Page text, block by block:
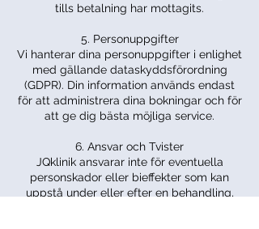
tills betalning har mottagits.
5. Personuppgifter
Vi hanterar dina personuppgifter i enlighet
med gällande dataskyddsförordning
(GDPR). Din information används endast
för att administrera dina bokningar och för
att ge dig bästa möjliga service.
6. Ansvar och Tvister
JQklinik ansvarar inte för eventuella
personskador eller bieffekter som kan
uppstå under eller efter en behandling,